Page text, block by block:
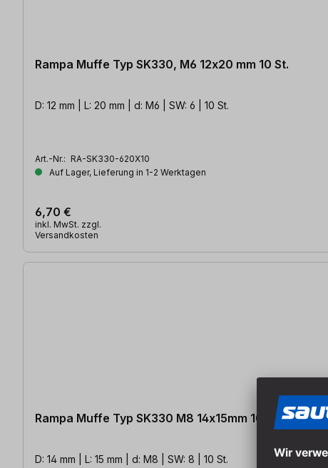
Rampa Muffe Typ SK330, M6 12x20 mm 10 St.
D: 12 mm | L: 20 mm | d: M6 | SW: 6 | 10 St.
Art.-Nr.: RA-SK330-620X10
Auf Lager, Lieferung in 1-2 Werktagen
6,70 €
inkl. MwSt. zzgl.
Versandkosten
Rampa Muffe Typ SK330 M8 14x15mm 10 St.
D: 14 mm | L: 15 mm | d: M8 | SW: 8 | 10 St.